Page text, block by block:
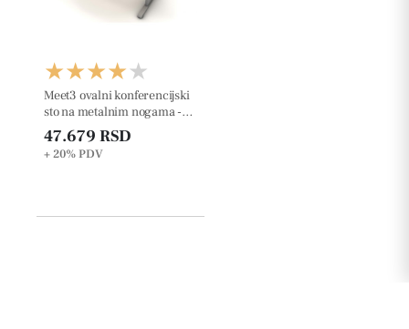
Meet3 ovalni konferencijski
sto na metalnim nogama -
25mm
47.679 RSD
+ 20%PDV